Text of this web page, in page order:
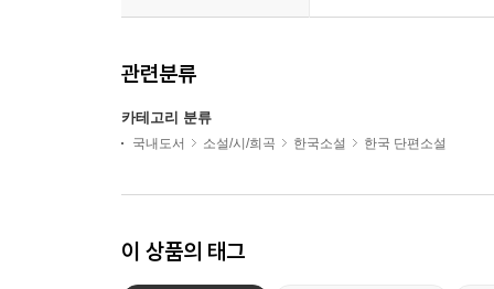
관련분류
카테고리 분류
국내도서 소설/시/희곡 한국소설 한국 단편소설
이 상품의 태그